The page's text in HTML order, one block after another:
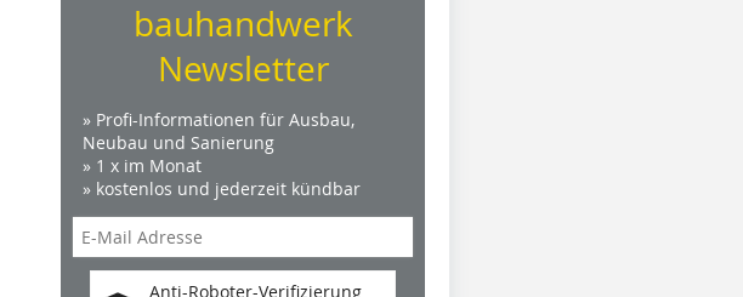
bauhandwerk
Newsletter
» Profi-Informationen für Ausbau,
Neubau und Sanierung
» 1 x im Monat
» kostenlos und jederzeit kündbar
Anti-Roboter-Verifizierung